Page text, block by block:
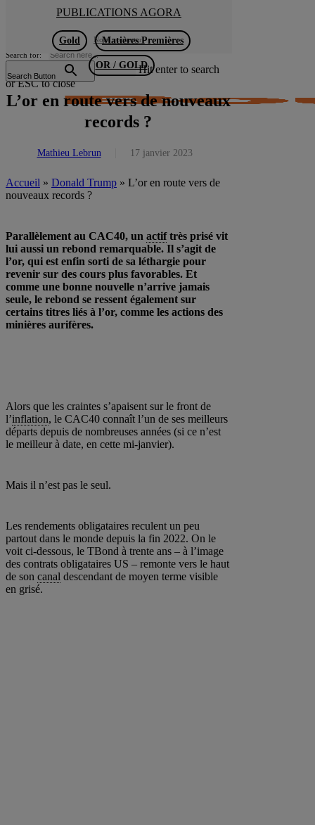
PUBLICATIONS AGORA
Nous contacter
Hit enter to search
or ESC to close
Close
Search
Search for:
Search Button
Gold Matières Premières
OR / GOLD
L’or en route vers de nouveaux
records ?
Mathieu Lebrun 17 janvier 2023
Accueil » Donald Trump » L’or en route vers de
nouveaux records ?
Parallèlement au CAC40, un actiftrès prisé vit
lui aussi un rebond remarquable. Il s’agit de
l’or, qui est enfin sorti de sa léthargie pour
revenir sur des cours plus favorables. Et
comme une bonne nouvelle n’arrive jamais
seule, le rebond se ressent également sur
certains titres liés à l’or, comme les actions des
minières aurifères.
Alors que les craintes s’apaisent sur le front de
l’inflation, le CAC40 connaît l’un de ses meilleurs
départs depuis de nombreuses années (si ce n’est
le meilleur à date, en cette mi-janvier).
Mais il n’est pas le seul.
Les rendements obligataires reculent un peu
partout dans le monde depuis la fin 2022. On le
voit ci-dessous, le TBond à trente ans – à l’image
des contrats obligataires US – remonte vers le haut
de son canal descendant de moyen terme visible
en grisé.